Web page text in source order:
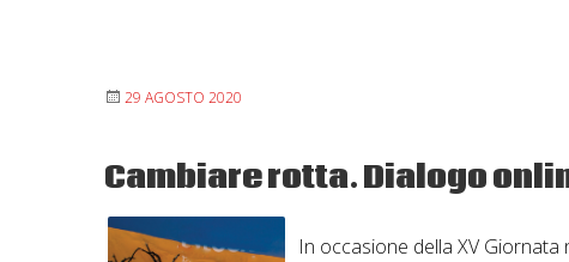
29 AGOSTO 2020
Cambiare rotta. Dialogo
In occasione della XV